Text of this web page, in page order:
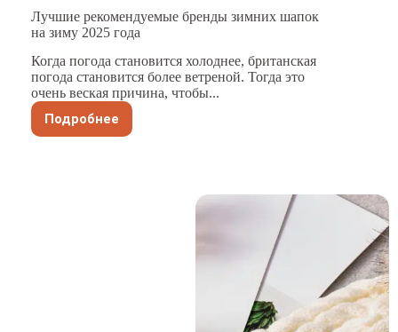
Лучшие рекомендуемые бренды зимних шапок
на зиму 2025 года
Когда погода становится холоднее, британская
погода становится более ветреной. Тогда это
очень веская причина, чтобы...
Подробнее
Лучшие
рекомендуемые